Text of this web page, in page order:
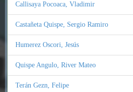
Callisaya Pocoaca, Vladimir
Castañeta Quispe, Sergio Ramiro
Humerez Oscori, Jesús
Quispe Angulo, River Mateo
Terán Gezn, Felipe